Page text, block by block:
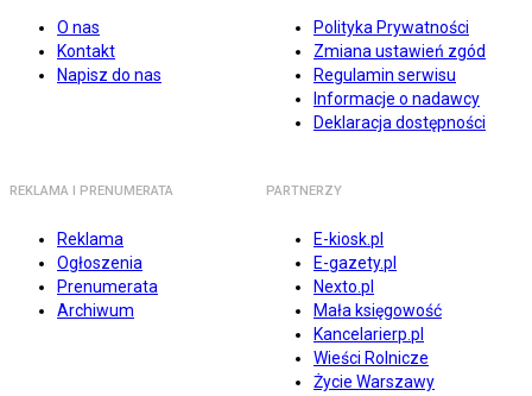
O nas
Kontakt
Napisz do nas
Polityka Prywatności
Zmiana ustawień zgód
Regulamin serwisu
Informacje o nadawcy
Deklaracja dostępności
REKLAMA I PRENUMERATA
Reklama
Ogłoszenia
Prenumerata
Archiwum
PARTNERZY
E-kiosk.pl
E-gazety.pl
Nexto.pl
Mała księgowość
Kancelarierp.pl
Wieści Rolnicze
Życie Warszawy